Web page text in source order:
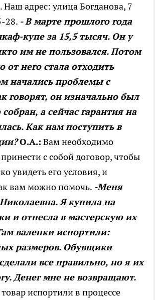
Наш адрес: улица Богданова, 7
28. - В марте прошлого года
купе за 15,5 тысяч. Он у
им не пользовался. Потом
от него стала отходить
начались проблемы с
говорят, он изначально был
а сейчас гарантия на
Как нам поступить в
О.А.: Вам необходимо
с собой договор, чтобы
увидеть его условия, и
вам можно помочь. -Меня
Я купила на
и отнесла в мастерскую их
валенки испортили:
размеров. Обувщики
все правильно, но я их
Денег мне не возвращают.
испортили в процессе